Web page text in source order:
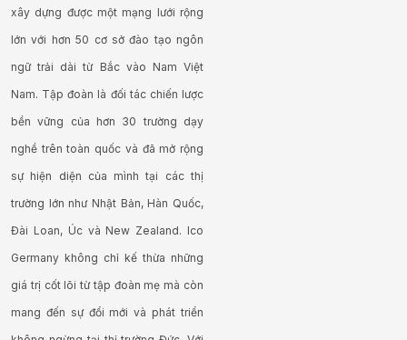
xây dựng được một mạng lưới rộng
lớn với hơn 50 cơ sở đào tạo ngôn
ngữ trải dài từ Bắc vào Nam Việt
Nam. Tập đoàn là đối tác chiến lược
bền vững của hơn 30 trường dạy
nghề trên toàn quốc và đã mở rộng
sự hiện diện của mình tại các thị
trường lớn như Nhật Bản, Hàn Quốc,
Đài Loan, Úc và New Zealand. Ico
Germany không chỉ kế thừa những
giá trị cốt lõi từ tập đoàn mẹ mà còn
mang đến sự đổi mới và phát triển